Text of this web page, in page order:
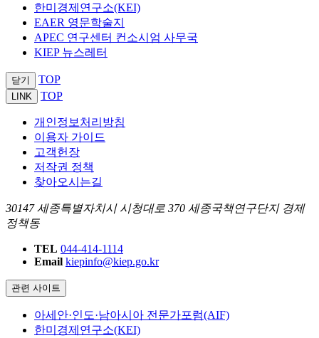
한미경제연구소(KEI)
EAER 영문학술지
APEC 연구센터 컨소시엄 사무국
KIEP 뉴스레터
닫기 TOP
LINK TOP
개인정보처리방침
이용자 가이드
고객헌장
저작권 정책
찾아오시는길
30147 세종특별자치시 시청대로 370 세종국책연구단지 경제
정책동
TEL 044-414-1114
Email kiepinfo@kiep.go.kr
관련 사이트
아세안·인도·남아시아 전문가포럼(AIF)
한미경제연구소(KEI)